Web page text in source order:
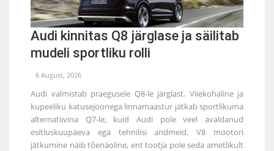
Audi kinnitas Q8 järglase ja säilitab
mudeli sportliku rolli
6 August, 2026
Audi valmistab praegusele Q8-le järglast. Viiekohaline ja
kupeeliku katusejoonega linnamaastur jätkab sportlikuma
alternatiivina Q7-le, kuid Audi pole veel avaldanud
esitluskuupäeva ega tehnilisi andmeid. V8 mootori
jätkumine näib tõenäoline, ent tootja pole seda ametlikult